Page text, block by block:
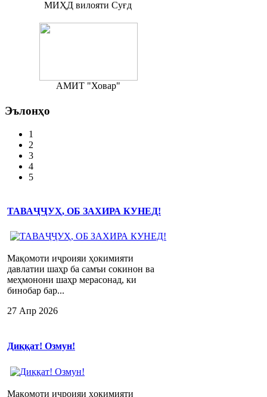
МИҲД вилояти Суғд
АМИТ "Ховар"
Эълонҳо
1
2
3
4
5
ТАВАҶҶУҲ, ОБ ЗАХИРА КУНЕД!
Мақомоти иҷроияи ҳокимияти
давлатии шаҳр ба самъи сокинон ва
меҳмонони шаҳр мерасонад, ки
бинобар бар...
27 Апр 2026
Диққат! Озмун!
Мақомоти иҷроияи ҳокимияти